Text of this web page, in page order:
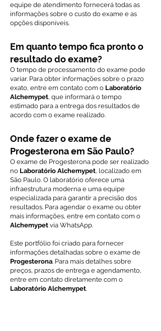
equipe de atendimento fornecerá todas as
informações sobre o custo do exame e as
opções disponíveis.
Em quanto tempo fica pronto o
resultado do exame?
O tempo de processamento do exame pode
variar. Para obter informações sobre o prazo
exato, entre em contato com o Laboratório
Alchemypet, que informará o tempo
estimado para a entrega dos resultados de
acordo com o exame realizado.
Onde fazer o exame de
Progesterona em São Paulo?
O exame de Progesterona pode ser realizado
no Laboratório Alchemypet, localizado em
São Paulo. O laboratório oferece uma
infraestrutura moderna e uma equipe
especializada para garantir a precisão dos
resultados. Para agendar o exame ou obter
mais informações, entre em contato com o
Alchemypet via WhatsApp.
Este portfólio foi criado para fornecer
informações detalhadas sobre o exame de
Progesterona. Para mais detalhes sobre
preços, prazos de entrega e agendamento,
entre em contato diretamente com o
Laboratório Alchemypet.